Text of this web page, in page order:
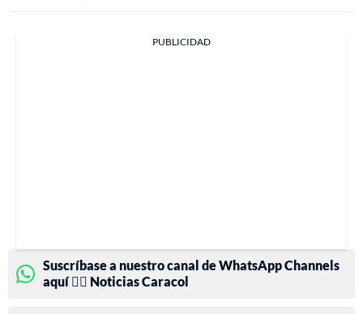
PUBLICIDAD
Suscríbase a nuestro canal de WhatsApp Channels
aquí 👉🏻 Noticias Caracol